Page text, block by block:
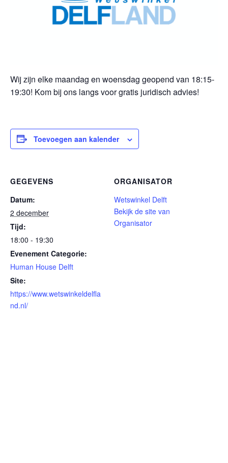
Wij zijn elke maandag en woensdag geopend van 18:15-
19:30! Kom bij ons langs voor gratis juridisch advies!
Toevoegen aan kalender
GEGEVENS
Datum:
2 december
Tijd:
18:00 - 19:30
Evenement Categorie:
Human House Delft
Site:
https://www.wetswinkeldelfla
nd.nl/
ORGANISATOR
Wetswinkel Delft
Bekijk de site van
Organisator